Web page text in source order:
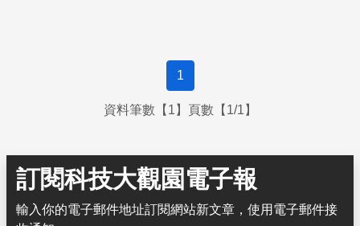
具甚至衛星遙測等先進科技，建構一張跨越「海——陸——
1
資料筆數【1】頁數【1/1】
訂閱科技大觀園電子報
輸入你的電子郵件地址訂閱網站新文章，使用電子郵件接